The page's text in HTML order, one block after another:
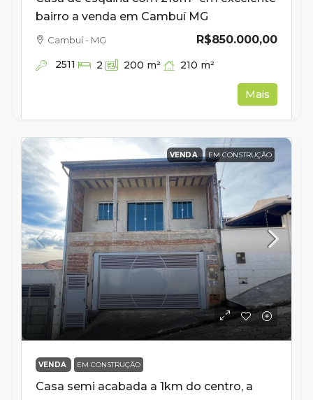
bairro a venda em Cambuí MG
R$850.000,00
Cambuí - MG
2511 2 200 m² 210 m²
Mais
VENDA EM CONSTRUÇÃO
VENDA EM CONSTRUÇÃO
Casa semi acabada a 1km do centro, a